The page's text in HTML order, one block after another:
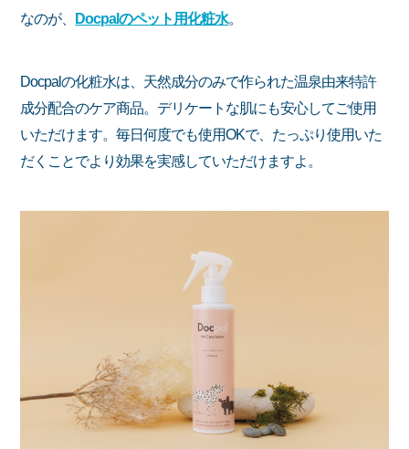
なのが、
Docpalのペット用化粧水。
Docpalの化粧水は、天然成分のみで作られた温泉由来特許
成分配合のケア商品。デリケートな肌にも安心してご使用
いただけます。毎日何度でも使用OKで、たっぷり使用いた
だくことでより効果を実感していただけますよ。